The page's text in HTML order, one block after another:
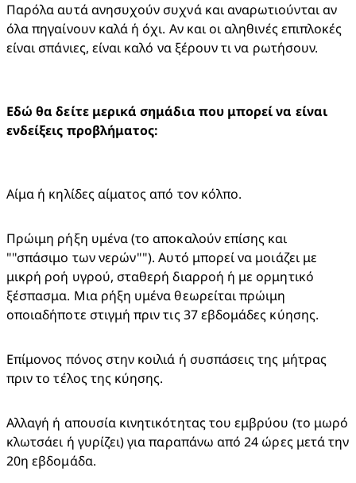
Παρόλα αυτά ανησυχούν συχνά και αναρωτιούνται αν
όλα πηγαίνουν καλά ή όχι. Αν και οι αληθινές επιπλοκές
είναι σπάνιες, είναι καλό να ξέρουν τι να ρωτήσουν.
Εδώ θα δείτε μερικά σημάδια που μπορεί να είναι
Αίμα ή κηλίδες αίματος από τον κόλπο.
Πρώιμη ρήξη υμένα (το αποκαλούν επίσης και
""σπάσιμο των νερών""). Αυτό μπορεί να μοιάζει με
μικρή ροή υγρού, σταθερή διαρροή ή με ορμητικό
ξέσπασμα. Μια ρήξη υμένα θεωρείται πρώιμη
οποιαδήποτε στιγμή πριν τις 37 εβδομάδες κύησης.
Επίμονος πόνος στην κοιλιά ή συσπάσεις της μήτρας
πριν το τέλος της κύησης.
Αλλαγή ή απουσία κινητικότητας του εμβρύου (το μωρό
κλωτσάει ή γυρίζει) για παραπάνω από 24 ώρες μετά την
20η εβδομάδα.